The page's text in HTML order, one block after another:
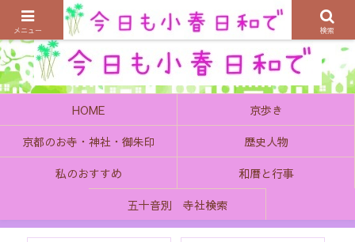
京都の町で歴史を楽しむ、そんなゆったり気分を感じてみませんか
HOME
京歩き
京都のお寺・神社・御朱印
歴史人物
私のおすすめ
和暦と行事
五十音別 寺社検索
メニュー 検索